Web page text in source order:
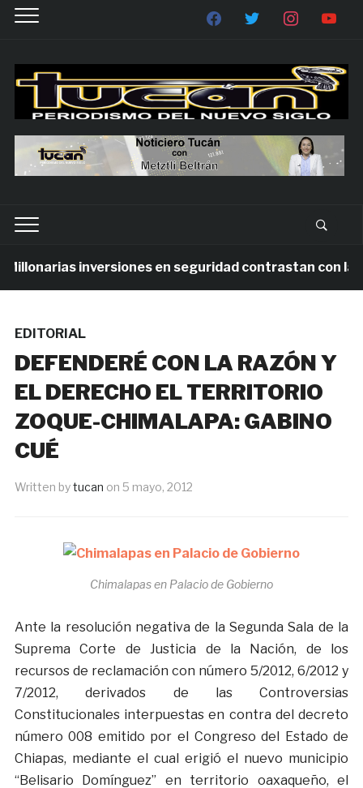
inversiones en seguridad contrastan con la
EDITORIAL
DEFENDERÉ CON LA RAZÓN Y
EL DERECHO EL TERRITORIO
ZOQUE-CHIMALAPA: GABINO
CUÉ
Written bytucan on 5 mayo, 2012
Chimalapas en Palacio de Gobierno
Ante la resolución negativa de la Segunda Sala de la
Suprema Corte de Justicia de la Nación, de los
recursos de reclamación con número 5/2012, 6/2012 y
7/2012, derivados de las Controversias
Constitucionales interpuestas en contra del decreto
número 008 emitido por el Congreso del Estado de
Chiapas, mediante el cual erigió el nuevo municipio
“Belisario Domínguez” en territorio oaxaqueño, el